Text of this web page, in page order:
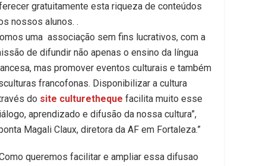
gratuitamente esta riqueza de conteúdos
nossos alunos. ​.
uma associação sem fins lucrativos, com a
de difundir não apenas o ensino da língua
mas promover eventos culturais e também
​​francofonas. ​D​isponibilizar a cultura
do site culturetheque facilita muito esse
aprendizado e difusão da nossa cultura”,
Magali Claux, diretora da AF em Fortaleza.”
queremos facilitar e ampliar essa difusao